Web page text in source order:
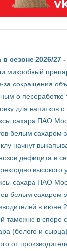
в сезоне 2026/
микробный
сокращения
о переработке
для напитков
сахара ПАО
белым сахаром
начнут
дефицита в
высокого
сахара ПАО
белым сахаром
в июне
таможне в
(белого и
от